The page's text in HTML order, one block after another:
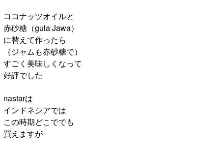
ココナッツオイルと
赤砂糖（gula Jawa）
に替えて作ったら
（ジャムも赤砂糖で）
すごく美味しくなって
好評でした
nastarは
インドネシアでは
この時期どこででも
買えますが